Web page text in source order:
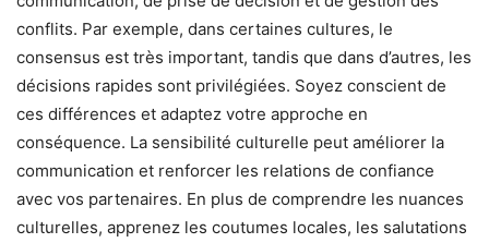
conflits. Par exemple, dans certaines cultures, le
consensus est très important, tandis que dans d’autres, les
décisions rapides sont privilégiées. Soyez conscient de
ces différences et adaptez votre approche en
conséquence. La sensibilité culturelle peut améliorer la
communication et renforcer les relations de confiance
avec vos partenaires. En plus de comprendre les nuances
culturelles, apprenez les coutumes locales, les salutations